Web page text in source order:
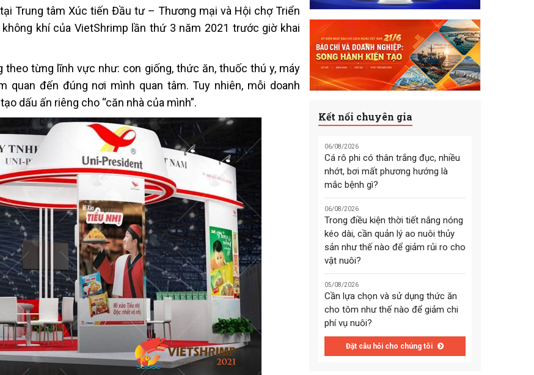
Trung tâm Xúc tiến Đầu tư – Thương mại và Hội chợ Triển
khí của VietShrimp lần thứ 3 năm 2021 trước giờ khai
từng lĩnh vực như: con giống, thức ăn, thuốc thú y, máy
quan đến đúng nơi mình quan tâm. Tuy nhiên, mỗi doanh
dấu ấn riêng cho “căn nhà của mình”.
Kết nối chuyên gia
06/08/2026
Cá rô phi có thân trắng đục, nhiều
nhớt, bơi mất phương hướng là
mắc bệnh gì?
06/08/2026
Trong điều kiện thời tiết nắng nóng
kéo dài, cần quản lý ao nuôi thủy
sản như thế nào để giảm rủi ro cho
vật nuôi?
05/08/2026
Cần lựa chọn và sử dụng thức ăn
cho tôm như thế nào để giảm chi
phí vụ nuôi?
Đặt câu hỏi cho chúng tôi